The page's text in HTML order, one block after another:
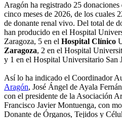
Aragón ha registrado 25
cinco meses de 2026, de los cuales
de donante renal vivo. Del total de
han producido en el Hospital
Zaragoza, 5 en el Hospital Clínico
Zaragoza, 2 en el Hospital
y 1 en el Hospital Universitario San
Así lo ha indicado el Coordinador
Aragón, José Ángel de Ayala
con el presidente de la Asociación
Francisco Javier Montuenga, con
Donante de Órganos, Tejidos y